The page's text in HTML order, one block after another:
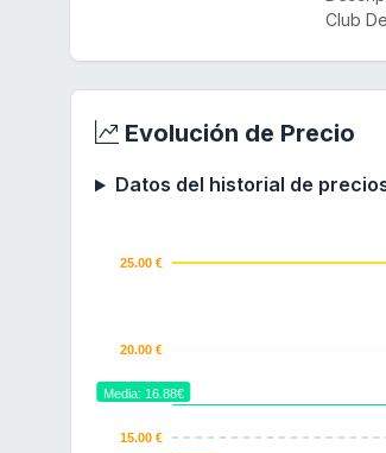
Club
Evolución de Precio
Datos del historial de
25.00 €
20.00 €
15.00 €
Media: 16.88€